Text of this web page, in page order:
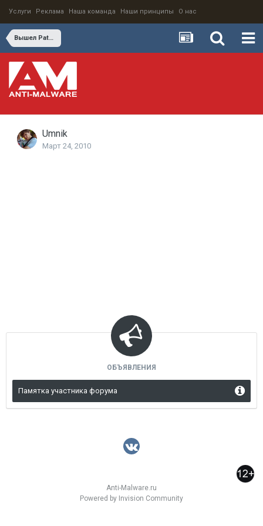
Услуги Реклама Наша команда Наши принципы О нас
Вышел Patch1 for the OSCE 10 SP1.
Umnik
Март 24, 2010
ОБЪЯВЛЕНИЯ
Памятка участника форума
Anti-Malware.ru
Powered by Invision Community